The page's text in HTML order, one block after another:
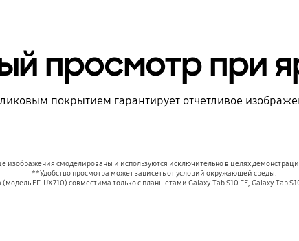
просмотр при
покрытием гарантирует отчетливое
изображения смоделированы и используются исключительно в целях
**Удобство просмотра может зависеть от условий окружающей среды.
EF-UX710) совместима только с планшетами Galaxy Tab S10 FE, Galaxy Tab